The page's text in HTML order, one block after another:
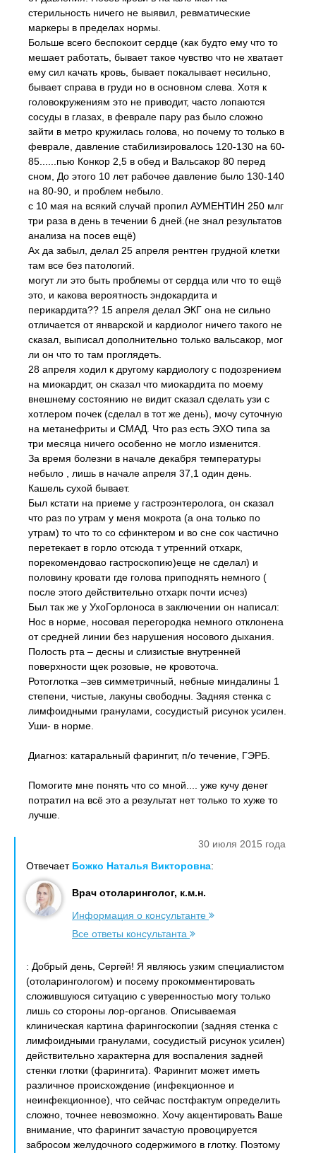
стерильность ничего не выявил, ревматические
маркеры в пределах нормы.
Больше всего беспокоит сердце (как будто ему что то
мешает работать, бывает такое чувство что не хватает
ему сил качать кровь, бывает покалывает несильно,
бывает справа в груди но в основном слева. Хотя к
головокружениям это не приводит, часто лопаются
сосуды в глазах, в феврале пару раз было сложно
зайти в метро кружилась голова, но почему то только в
феврале, давление стабилизировалось 120-130 на 60-
85......пью Конкор 2,5 в обед и Вальсакор 80 перед
сном, До этого 10 лет рабочее давление было 130-140
на 80-90, и проблем небыло.
с 10 мая на всякий случай пропил АУМЕНТИН 250 млг
три раза в день в течении 6 дней.(не знал результатов
анализа на посев ещё)
Ах да забыл, делал 25 апреля рентген грудной клетки
там все без патологий.
могут ли это быть проблемы от сердца или что то ещё
это, и какова вероятность эндокардита и
перикардита?? 15 апреля делал ЭКГ она не сильно
отличается от январской и кардиолог ничего такого не
сказал, выписал дополнительно только вальсакор, мог
ли он что то там проглядеть.
28 апреля ходил к другому кардиологу с подозрением
на миокардит, он сказал что миокардита по моему
внешнему состоянию не видит сказал сделать узи с
хотлером почек (сделал в тот же день), мочу суточную
на метанефриты и СМАД. Что раз есть ЭХО типа за
три месяца ничего особенно не могло изменится.
За время болезни в начале декабря температуры
небыло , лишь в начале апреля 37,1 один день.
Кашель сухой бывает.
Был кстати на приеме у гастроэнтеролога, он сказал
что раз по утрам у меня мокрота (а она только по
утрам) то что то со сфинктером и во сне сок частично
перетекает в горло отсюда т утренний отхарк,
порекомендовао гастроскопию)еще не сделал) и
половину кровати где голова приподнять немного (
после этого действительно отхарк почти исчез)
Был так же у УхоГорлоноса в заключении он написал:
Нос в норме, носовая перегородка немного отклонена
от средней линии без нарушения носового дыхания.
Полость рта – десны и слизистые внутренней
поверхности щек розовые, не кровоточа.
Ротоглотка –зев симметричный, небные миндалины 1
степени, чистые, лакуны свободны. Задняя стенка с
лимфоидными гранулами, сосудистый рисунок усилен.
Уши- в норме.
Диагноз: катаральный фарингит, п/о течение, ГЭРБ.
Помогите мне понять что со мной.... уже кучу денег
потратил на всё это а результат нет только то хуже то
лучше.
30 июля 2015 года
Отвечает Божко Наталья Викторовна:
Врач отоларинголог, к.м.н.
Информация о консультанте
Все ответы консультанта
: Добрый день, Сергей! Я являюсь узким специалистом
(отоларингологом) и посему прокомментировать
сложившуюся ситуацию с уверенностью могу только
лишь со стороны лор-органов. Описываемая
клиническая картина фарингоскопии (задняя стенка с
лимфоидными гранулами, сосудистый рисунок усилен)
действительно характерна для воспаления задней
стенки глотки (фарингита). Фарингит может иметь
различное происхождение (инфекционное и
неинфекционное), что сейчас постфактум определить
сложно, точнее невозможно. Хочу акцентировать Ваше
внимание, что фарингит зачастую провоцируется
забросом желудочного содержимого в глотку. Поэтому